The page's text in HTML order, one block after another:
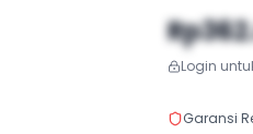
Login
Garansi